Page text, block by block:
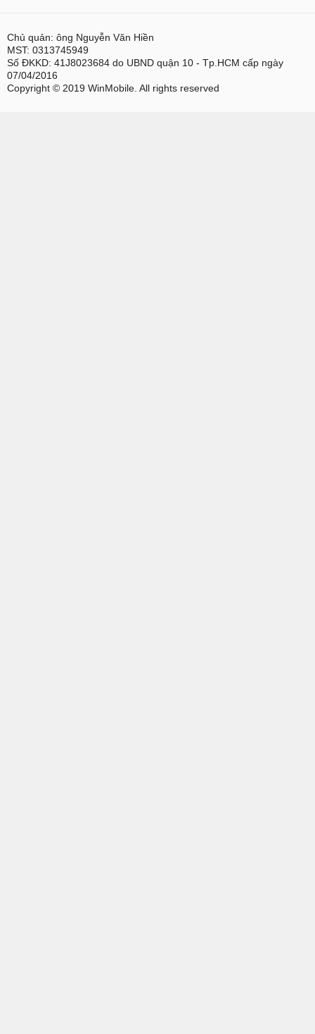
Chủ quản: ông Nguyễn Văn Hiền
MST: 0313745949
Số ĐKKD: 41J8023684 do UBND quận 10 - Tp.HCM cấp ngày
07/04/2016
Copyright © 2019 WinMobile. All rights reserved